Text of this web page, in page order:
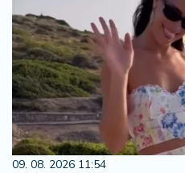
09. 08. 2026 11:54